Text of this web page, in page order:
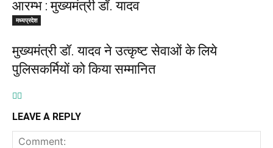
आरम्भ : मुख्यमंत्री डॉ. यादव
मध्यप्रदेश
मुख्यमंत्री डॉ. यादव ने उत्कृष्ट सेवाओं के लिये
पुलिसकर्मियों को किया सम्मानित
LEAVE A REPLY